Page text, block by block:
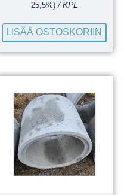
25,5%) / KPL
LISÄÄ OSTOSKORIIN